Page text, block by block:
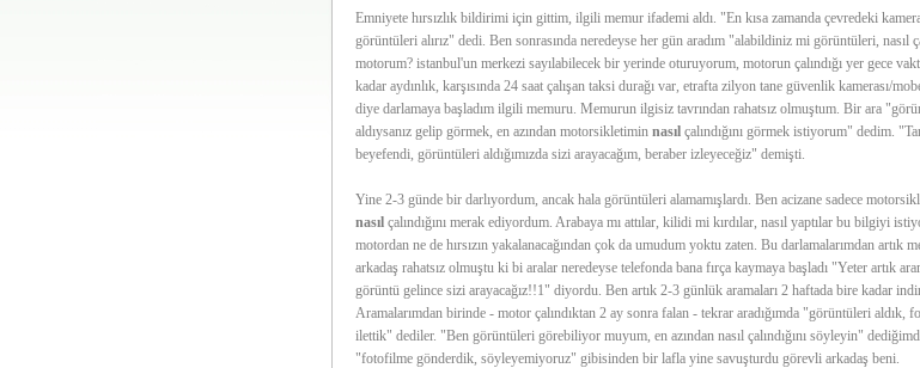
Emniyete hırsızlık bildirimi için gittim, ilgili memur ifademi aldı. "En kısa zamanda çevredeki
görüntüleri alırız" dedi. Ben sonrasında neredeyse her gün aradım "alabildiniz mi görüntüleri, nasıl
motorum? istanbul'un merkezi sayılabilecek bir yerinde oturuyorum, motorun çalındığı yer gece
kadar aydınlık, karşısında 24 saat çalışan taksi durağı var, etrafta zilyon tane güvenlik kamerası/
diye darlamaya başladım ilgili memuru. Memurun ilgisiz tavrından rahatsız olmuştum. Bir ara
aldıysanız gelip görmek, en azından motorsikletimin nasılçalındığını görmek istiyorum" dedim.
beyefendi, görüntüleri aldığımızda sizi arayacağım, beraber izleyeceğiz" demişti.
Yine 2-3 günde bir darlıyordum, ancak hala görüntüleri alamamışlardı. Ben acizane sadece
nasılçalındığını merak ediyordum. Arabaya mı attılar, kilidi mi kırdılar, nasıl yaptılar bu bilgiyi
motordan ne de hırsızın yakalanacağından çok da umudum yoktu zaten. Bu darlamalarımdan artık
arkadaş rahatsız olmuştu ki bi aralar neredeyse telefonda bana fırça kaymaya başladı "Yeter artık
görüntü gelince sizi arayacağız!!1" diyordu. Ben artık 2-3 günlük aramaları 2 haftada bire kadar
Aramalarımdan birinde - motor çalındıktan 2 ay sonra falan - tekrar aradığımda "görüntüleri aldık,
ilettik" dediler. "Ben görüntüleri görebiliyor muyum, en azından nasıl çalındığını söyleyin"
"fotofilme gönderdik, söyleyemiyoruz" gibisinden bir lafla yine savuşturdu görevli arkadaş beni.